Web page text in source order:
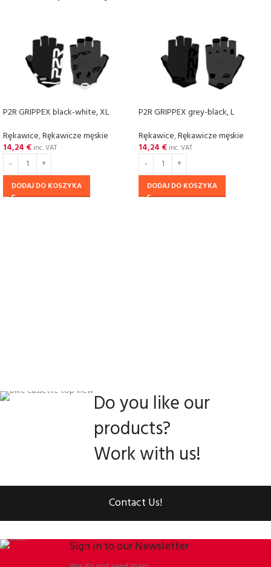
P2R GRIPPEX black-white, XL
Rȩkawice,Rękawicze męskie
14,24 € inc. VAT
DODAJ DO KOSZYKA
P2R GRIPPEX grey-black, L
Rȩkawice,Rękawicze męskie
14,24 € inc. VAT
DODAJ DO KOSZYKA
Do you like our
products?
Work with us!
Contact Us!
Sign in to our Newsletter